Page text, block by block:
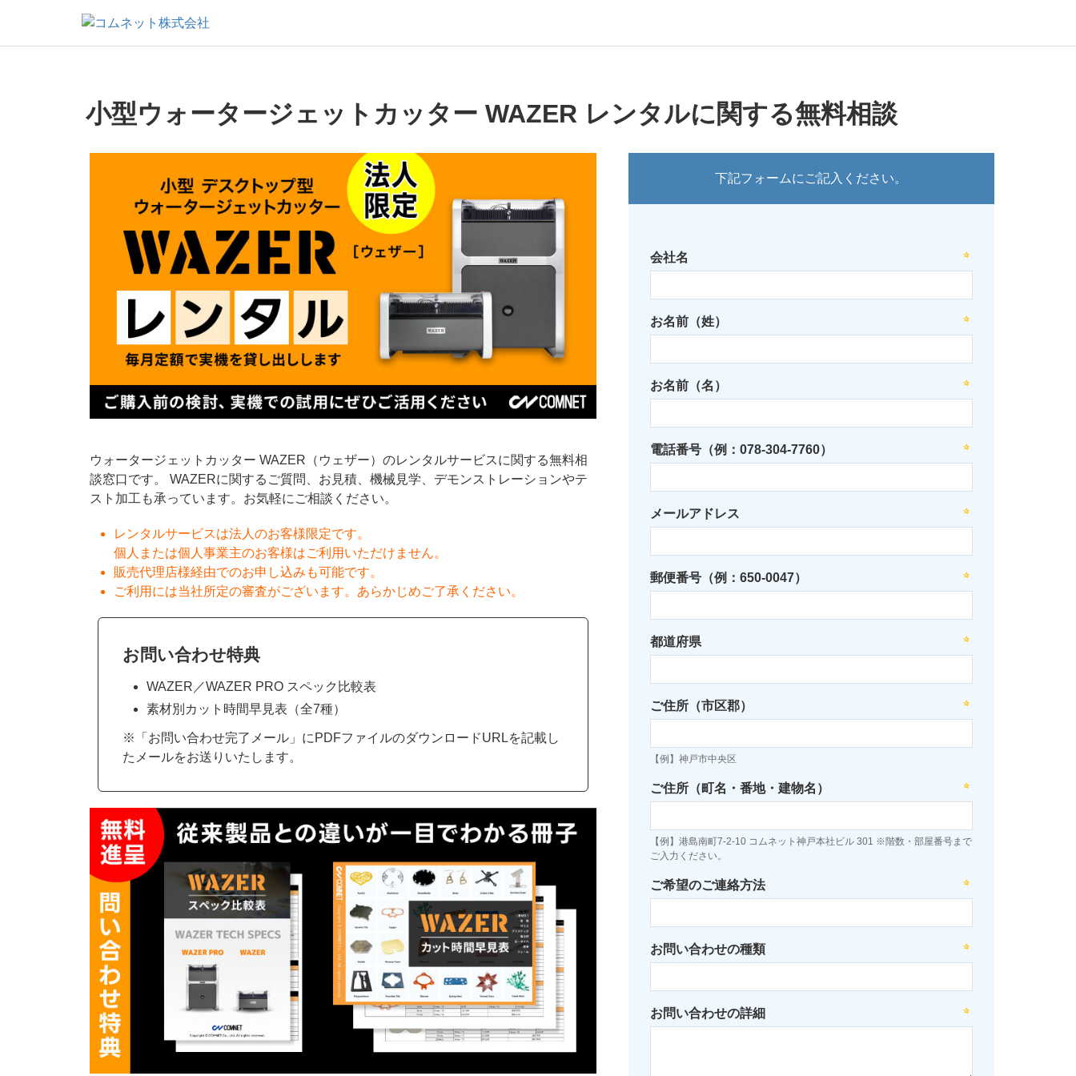
小型ウォータージェットカッター WAZER レンタルに関する無料相談
ウォータージェットカッター WAZER（ウェザー）のレンタルサービスに関する無料相
談窓口です。 WAZERに関するご質問、お見積、機械見学、デモンストレーションやテ
スト加工も承っています。お気軽にご相談ください。
レンタルサービスは法人のお客様限定です。
個人または個人事業主のお客様はご利用いただけません。
販売代理店様経由でのお申し込みも可能です。
ご利用には当社所定の審査がございます。あらかじめご了承ください。
お問い合わせ特典
WAZER／WAZER PRO スペック比較表
素材別カット時間早見表（全7種）
※「お問い合わせ完了メール」にPDFファイルのダウンロードURLを記載し
たメールをお送りいたします。
下記フォームにご記入ください。
会社名
お名前（姓）
お名前（名）
電話番号（例：078-304-7760）
メールアドレス
郵便番号（例：650-0047）
都道府県
ご住所（市区郡）
【例】神戸市中央区
ご住所（町名・番地・建物名）
【例】港島南町7-2-10 コムネット神戸本社ビル 301 ※階数・部屋番号まで
ご入力ください。
ご希望のご連絡方法
お問い合わせの種類
お問い合わせの詳細